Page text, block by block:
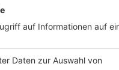
japanisches Viertel